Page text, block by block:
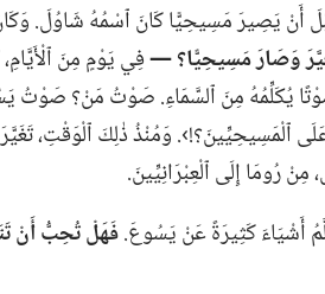
أَنْ يَصِيرَ مَسِيحِيًّا كَانَ ٱسْمُهُ شَاوُلَ.‏
وَصَارَ مَسِيحِيًّا؟‏ —‏فِي يَوْمٍ مِنَ
يُكَلِّمُهُ مِنَ ٱلسَّمَاءِ.‏ صَوْتُ مَنْ؟‏ صَوْتُ
ٱلْمَسِيحِيِّينَ؟‏!‏›.‏ وَمُنْذُ ذٰلِكَ ٱلْوَقْتِ،‏
أَشْيَاءَ كَثِيرَةً عَنْ يَسُوعَ.‏فَهَلْ تُحِبُّ أَنْ